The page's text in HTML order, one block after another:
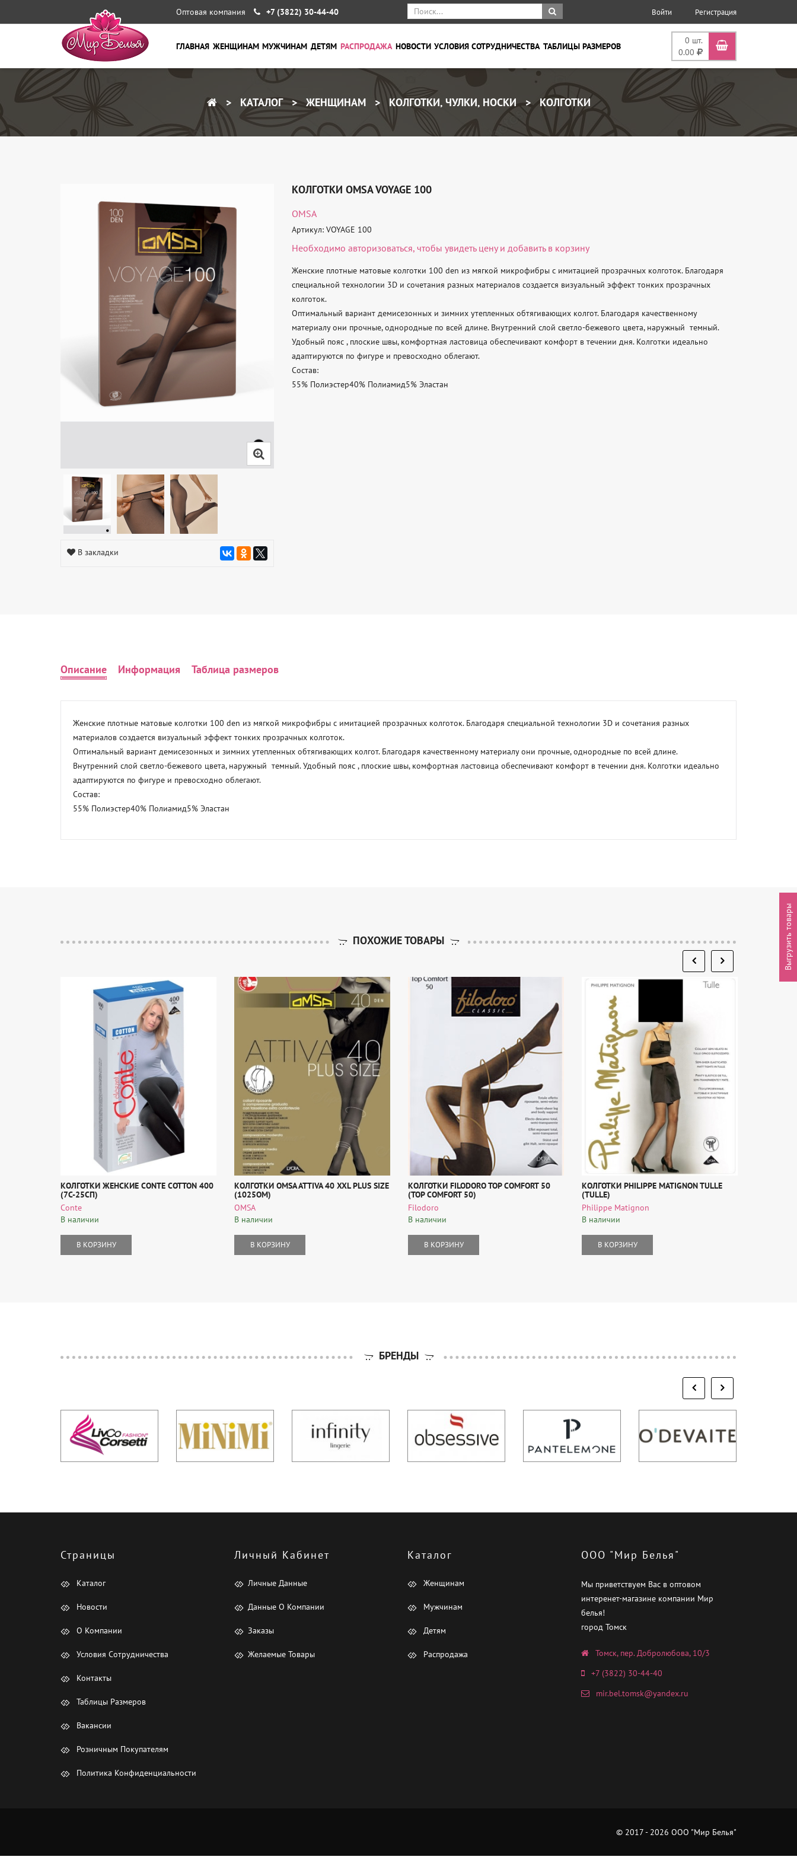
Оптовая компания +7 (3822) 30-44-40 Войти Регистрация
0 шт.
0.00
ГЛАВНАЯ ЖЕНЩИНАМ МУЖЧИНАМ ДЕТЯМ РАСПРОДАЖА НОВОСТИ УСЛОВИЯ СОТРУДНИЧЕСТВА ТАБЛИЦЫ РАЗМЕРОВ
КАТАЛОГ ЖЕНЩИНАМ КОЛГОТКИ, ЧУЛКИ, НОСКИ КОЛГОТКИ
В закладки
КОЛГОТКИ OMSA VOYAGE 100
OMSA
Артикул: VOYAGE 100
Необходимо авторизоваться, чтобы увидеть цену и добавить в корзину
Женские плотные матовые колготки 100 den из мягкой микрофибры с имитацией прозрачных колготок. Благодаря
специальной технологии 3D и сочетания разных материалов создается визуальный эффект тонких прозрачных
колготок.
Оптимальный вариант демисезонных и зимних утепленных обтягивающих колгот. Благодаря качественному
материалу они прочные, однородные по всей длине. Внутренний слой светло-бежевого цвета, наружный  темный.
Удобный пояс , плоские швы, комфортная ластовица обеспечивают комфорт в течении дня. Колготки идеально
адаптируются по фигуре и превосходно облегают.
Состав:
55% Полиэстер40% Полиамид5% Эластан
Описание Информация Таблица размеров
Женские плотные матовые колготки 100 den из мягкой микрофибры с имитацией прозрачных колготок. Благодаря специальной технологии 3D и сочетания разных
материалов создается визуальный эффект тонких прозрачных колготок.
Оптимальный вариант демисезонных и зимних утепленных обтягивающих колгот. Благодаря качественному материалу они прочные, однородные по всей длине.
Внутренний слой светло-бежевого цвета, наружный  темный. Удобный пояс , плоские швы, комфортная ластовица обеспечивают комфорт в течении дня. Колготки идеально
адаптируются по фигуре и превосходно облегают.
Состав:
55% Полиэстер40% Полиамид5% Эластан
ПОХОЖИЕ ТОВАРЫ
КОЛГОТКИ ЖЕНСКИЕ CONTE COTTON 400
(7С-25СП)
Conte
В наличии
В КОРЗИНУ
КОЛГОТКИ OMSA ATTIVA 40 XXL PLUS SIZE
(1025OM)
OMSA
В наличии
В КОРЗИНУ
КОЛГОТКИ FILODORO TOP COMFORT 50
(TOP COMFORT 50)
Filodoro
В наличии
В КОРЗИНУ
КОЛГОТКИ PHILIPPE MATIGNON TULLE
(TULLE)
Philippe Matignon
В наличии
В КОРЗИНУ
БРЕНДЫ
Страницы
Каталог
Новости
О Компании
Условия Сотрудничества
Контакты
Таблицы Размеров
Вакансии
Розничным Покупателям
Политика Конфиденциальности
Личный Кабинет
Личные Данные
Данные О Компании
Заказы
Желаемые Товары
Каталог
Женщинам
Мужчинам
Детям
Распродажа
ООО "Мир Белья"
Мы приветствуем Вас в оптовом
интеренет-магазине компании Мир
белья!
город Томск
Томск, пер. Добролюбова, 10/3
+7 (3822) 30-44-40
mir.bel.tomsk@yandex.ru
© 2017 - 2026 ООО "Мир Белья"
Выгрузить товары